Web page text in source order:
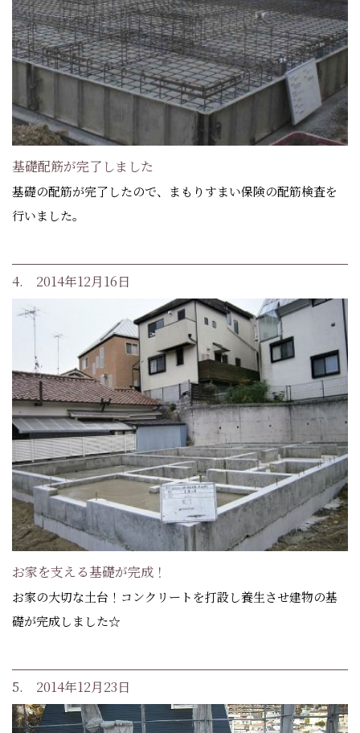
基礎配筋が完了しました
基礎の配筋が完了したので、まもりすまい保険の配筋検査を
行いました。
4. 2014年12月16日
お家を支える基礎が完成！
お家の大切な土台！コンクリートを打設し養生させ建物の基
礎が完成しました☆
5. 2014年12月23日